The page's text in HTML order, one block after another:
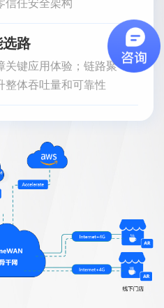
信任安全架构
路
关键应用体验；链路聚
整体吞吐量和可靠性